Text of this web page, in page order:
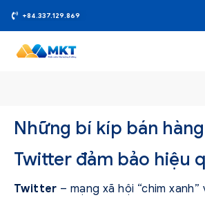
+84.337.129.869
Những bí kíp bán
Twitter đảm bảo hiệu
Twitter – mạng xã hội “chim